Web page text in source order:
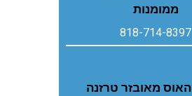
ממומנות
818-714-8397